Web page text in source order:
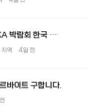
2026 COSME OSAKA 박람회 한국 참가 기업 부스 내 비즈니스 통역원 모집
지역 4일 전
바이트 구합니다.